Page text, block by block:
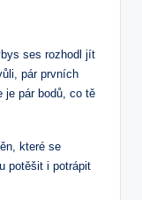
ses rozhodl jít
pár prvních
je pár bodů, co tě
které se
potěšit i potrápit